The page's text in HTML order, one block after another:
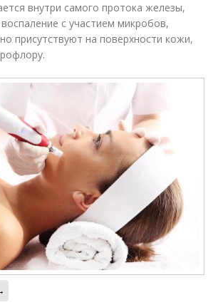
внутри самого протока железы,
с участием микробов,
присутствуют на поверхности кожи,